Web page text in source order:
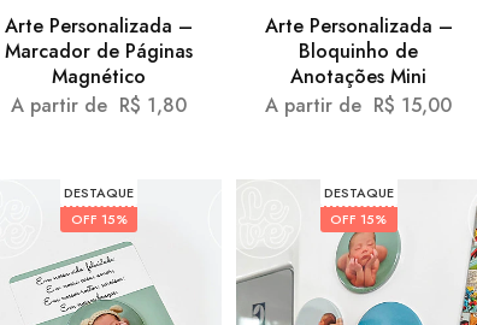
Arte Personalizada –
Marcador de Páginas
Magnético
A partir de R$ 1,80
Arte Personalizada –
Bloquinho de
Anotações Mini
A partir de R$ 15,00
DESTAQUE
OFF 15%
DESTAQUE
OFF 15%